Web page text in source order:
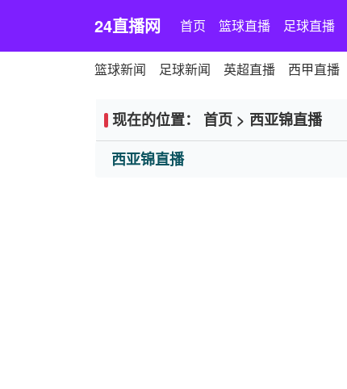
24直播网 首页 篮球直播 足球直播
篮球新闻 足球新闻 英超直播 西甲直播
现在的位置： 首页 > 西亚锦直播
西亚锦直播